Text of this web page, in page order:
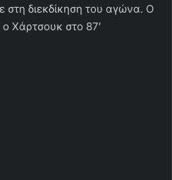
στη διεκδίκηση του αγώνα. Ο
Χάρτσουκ στο 87′